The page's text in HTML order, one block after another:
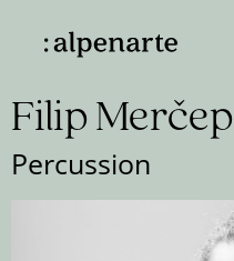
Filip Merčep
Percussion